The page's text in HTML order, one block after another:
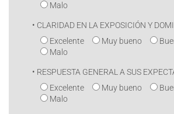
Malo
• CLARIDAD EN LA EXPOSICIÓN Y
Excelente
Muy bueno
Malo
• RESPUESTA GENERAL A SUS
Excelente
Muy bueno
Malo